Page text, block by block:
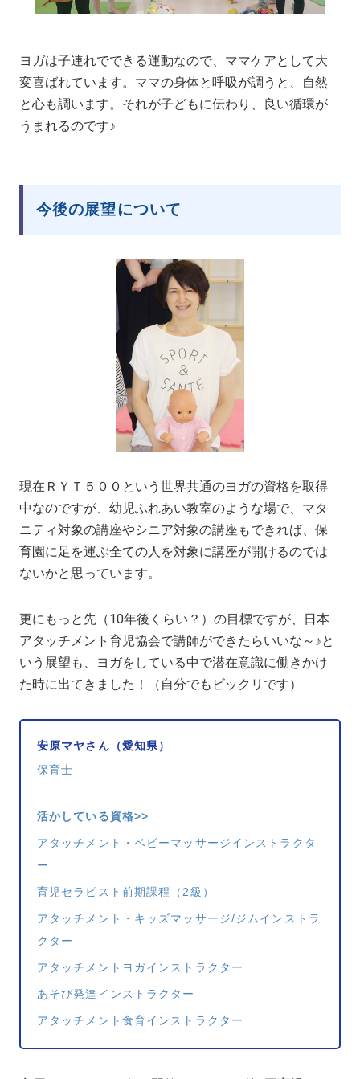
ヨガは子連れでできる運動なので、ママケアとして大
変喜ばれています。ママの身体と呼吸が調うと、自然
と心も調います。それが子どもに伝わり、良い循環が
うまれるのです♪
今後の展望について
現在ＲＹＴ５００という世界共通のヨガの資格を取得
中なのですが、幼児ふれあい教室のような場で、マタ
ニティ対象の講座やシニア対象の講座もできれば、保
育園に足を運ぶ全ての人を対象に講座が開けるのでは
ないかと思っています。
更にもっと先（10年後くらい？）の目標ですが、日本
アタッチメント育児協会で講師ができたらいいな～♪と
いう展望も、ヨガをしている中で潜在意識に働きかけ
た時に出てきました！（自分でもビックリです）
安原マヤさん（愛知県）
保育士
活かしている資格>>
アタッチメント・ベビーマッサージインストラクタ
ー
育児セラピスト前期課程（2級）
アタッチメント・キッズマッサージ/ジムインストラ
クター
アタッチメントヨガインストラクター
あそび発達インストラクター
アタッチメント食育インストラクター